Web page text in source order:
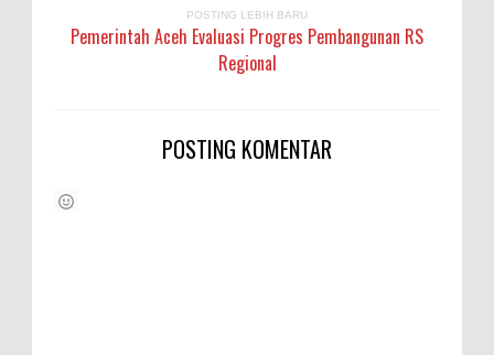
POSTING LEBIH BARU
Pemerintah Aceh Evaluasi Progres Pembangunan RS
Regional
POSTING KOMENTAR